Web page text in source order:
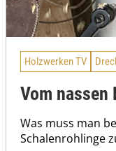
Holzwerken TV
Vom
Was muss man
Schalenrohlinge